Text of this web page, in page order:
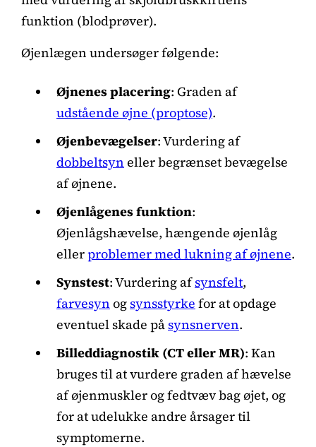
funktion (blodprøver).
Øjenlægen undersøger følgende:
Øjnenes placering: Graden af
udstående øjne (proptose).
Øjenbevægelser: Vurdering af
dobbeltsyn eller begrænset bevægelse
af øjnene.
Øjenlågenes funktion:
Øjenlågshævelse, hængende øjenlåg
ellerproblemer med lukning af øjnene.
Synstest: Vurdering afsynsfelt,
farvesyn ogsynsstyrke for at opdage
eventuel skade påsynsnerven.
Billeddiagnostik (CT eller MR): Kan
bruges til at vurdere graden af hævelse
af øjenmuskler og fedtvæv bag øjet, og
for at udelukke andre årsager til
symptomerne.